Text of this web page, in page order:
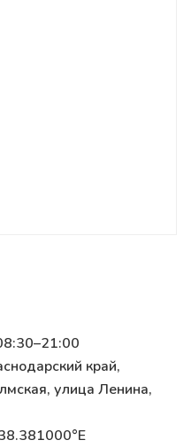
край,
улица Ленина,